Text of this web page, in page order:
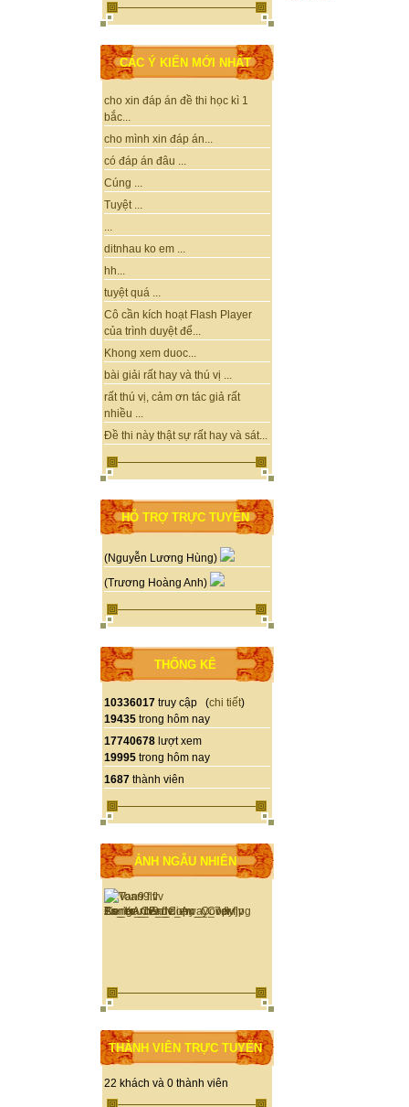
CÁC Ý KIẾN MỚI NHẤT
cho xin đáp án đề thi học kì 1
bắc...
cho mình xin đáp án...
có đáp án đâu ...
Cúng ...
Tuyệt ...
...
ditnhau ko em ...
hh...
tuyệt quá ...
Cô cần kích hoạt Flash Player
của trình duyệt để...
Khong xem duoc...
bài giải rất hay và thú vị ...
rất thú vị, cảm ơn tác giả rất
nhiều ...
Đề thi này thật sự rất hay và sát...
HỖ TRỢ TRỰC TUYẾN
(Nguyễn Lương Hùng)
(Trương Hoàng Anh)
THỐNG KÊ
10336017 truy cập (chi tiết)
19435 trong hôm nay
17740678 lượt xem
19995 trong hôm nay
1687 thành viên
ẢNH NGẪU NHIÊN
THÀNH VIÊN TRỰC TUYẾN
22 khách và 0 thành viên